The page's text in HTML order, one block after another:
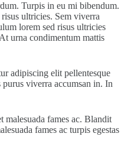
Turpis in eu mi bibendum.
ultricies. Sem viverra
lorem sed risus ultricies
urna condimentum mattis
adipiscing elit pellentesque
viverra accumsan in. In
fames ac. Blandit
fames ac turpis egestas